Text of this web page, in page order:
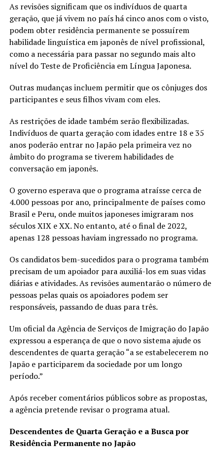
As revisões significam que os indivíduos de quarta
geração, que já vivem no país há cinco anos com o visto,
podem obter residência permanente se possuírem
habilidade linguística em japonês de nível profissional,
como a necessária para passar no segundo mais alto
nível do Teste de Proficiência em Língua Japonesa.
Outras mudanças incluem permitir que os cônjuges dos
participantes e seus filhos vivam com eles.
As restrições de idade também serão flexibilizadas.
Indivíduos de quarta geração com idades entre 18 e 35
anos poderão entrar no Japão pela primeira vez no
âmbito do programa se tiverem habilidades de
conversação em japonês.
O governo esperava que o programa atraísse cerca de
4.000 pessoas por ano, principalmente de países como
Brasil e Peru, onde muitos japoneses imigraram nos
séculos XIX e XX. No entanto, até o final de 2022,
apenas 128 pessoas haviam ingressado no programa.
Os candidatos bem-sucedidos para o programa também
precisam de um apoiador para auxiliá-los em suas vidas
diárias e atividades. As revisões aumentarão o número de
pessoas pelas quais os apoiadores podem ser
responsáveis, passando de duas para três.
Um oficial da Agência de Serviços de Imigração do Japão
expressou a esperança de que o novo sistema ajude os
descendentes de quarta geração “a se estabelecerem no
Japão e participarem da sociedade por um longo
período.”
Após receber comentários públicos sobre as propostas,
a agência pretende revisar o programa atual.
Descendentes de Quarta Geração e a Busca por
Residência Permanente no Japão